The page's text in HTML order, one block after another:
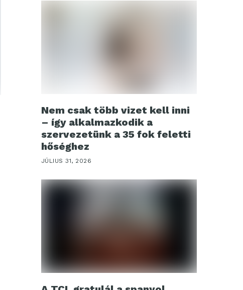
Nem csak több vizet kell inni
– így alkalmazkodik a
szervezetünk a 35 fok feletti
hőséghez
JÚLIUS 31, 2026